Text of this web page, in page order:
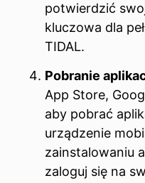
potwierdzić
kluczowa dla
TIDAL.
Pobranie
App Store,
aby pobrać
urządzenie
zainstalowaniu
zaloguj się na